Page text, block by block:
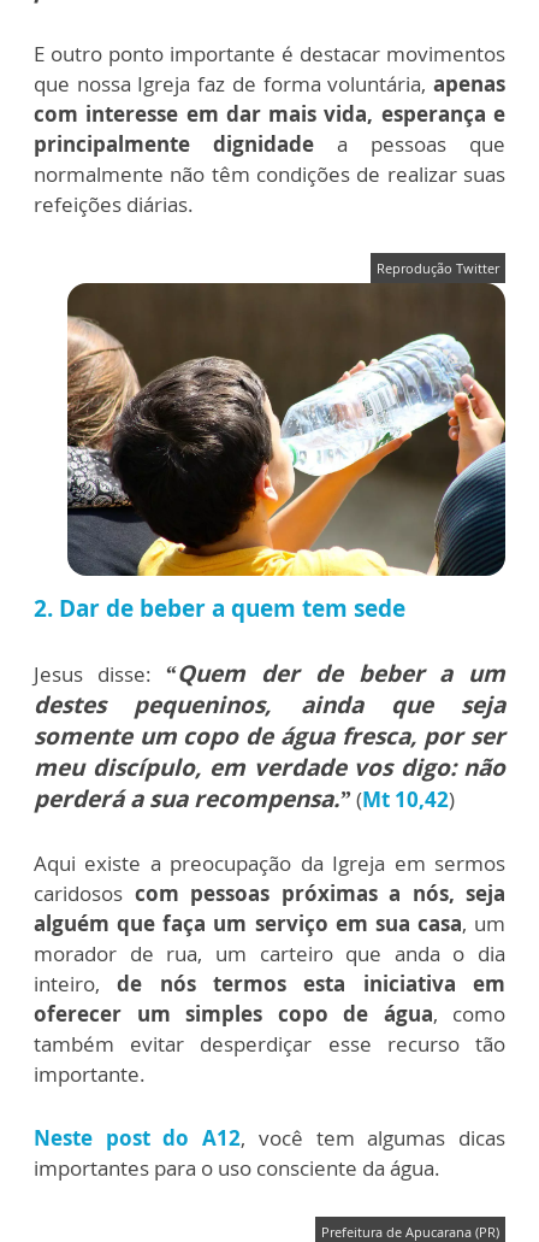
E outro ponto importante é destacar movimentos
que nossa Igreja faz de forma voluntária, apenas
com interesse em dar mais vida, esperança e
principalmente dignidade a pessoas que
normalmente não têm condições de realizar suas
refeições diárias.
Reprodução Twitter
2. Dar de beber a quem tem sede
Jesus disse: “Quem der de beber a um
destes pequeninos, ainda que seja
somente um copo de água fresca, por ser
meu discípulo, em verdade vos digo: não
perderá a sua recompensa.”(Mt 10,42)
Aqui existe a preocupação da Igreja em sermos
caridosos com pessoas próximas a nós, seja
alguém que faça um serviço em sua casa, um
morador de rua, um carteiro que anda o dia
inteiro,de nós termos esta iniciativa em
oferecer um simples copo de água, como
também evitar desperdiçar esse recurso tão
importante.
Neste post do A12, você tem algumas dicas
importantes para o uso consciente da água.
Prefeitura de Apucarana (PR)